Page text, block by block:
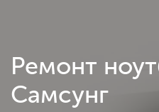
Ремонт
Самсунг